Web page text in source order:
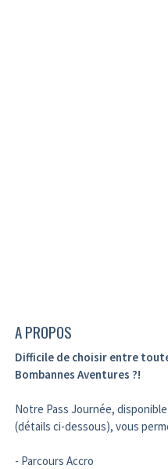
A PROPOS
Difficile de choisir entre
Bombannes Aventures ?!
Notre Pass Journée,
(détails ci-dessous), vous
- Parcours Accro